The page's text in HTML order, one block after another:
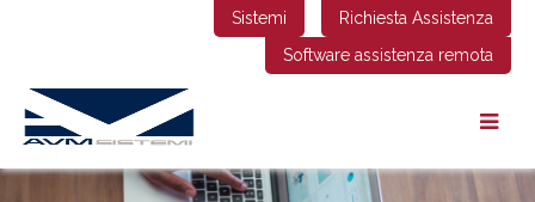
Sistemi
Richiesta Assistenza
Software assistenza remota